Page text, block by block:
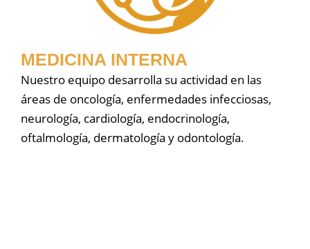
MEDICINA INTERNA
Nuestro equipo desarrolla su actividad en las
áreas de oncología, enfermedades infecciosas,
neurología, cardiología, endocrinología,
oftalmología, dermatología y odontología.